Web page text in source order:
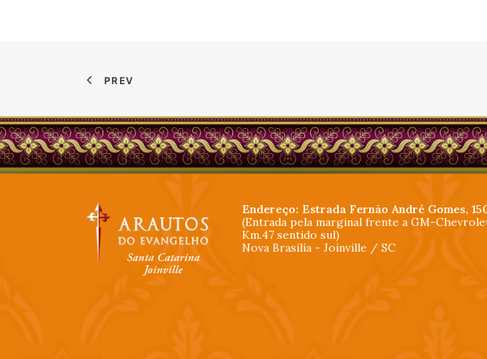
PREV
Endereço: Estrada Fernão André Gomes,
(Entrada pela marginal frente a GM-
Km.47 sentido sul)
Nova Brasília - Joinville / SC